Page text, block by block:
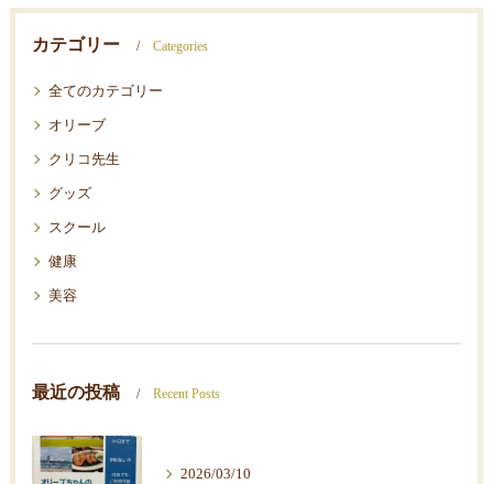
カテゴリー Categories
全てのカテゴリー
オリーブ
クリコ先生
グッズ
スクール
健康
美容
最近の投稿 Recent Posts
2026/03/10